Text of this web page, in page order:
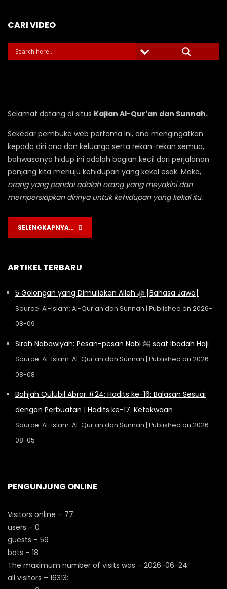
CARI VIDEO
Selamat datang di situs Kajian Al-Qur’an dan Sunnah.
Sekedar pembuka web pertama ini, ana mengingatkan
kepada diri ana dan keluarga serta rekan-rekan semua,
bahwasanya hidup ini adalah bagian kecil dari perjalanan
panjang kita menuju kehidupan yang kekal esok. Maka,
orang yang pandai adalah orang yang meyakini dan
mempersiapkan dirinya untuk kehidupan yang kekal itu.
SELENGKAPNYA…
ARTIKEL TERBARU
5 Golongan yang Dimuliakan Allah ﷻ [Bahasa Jawa]
Source: Al-Islam: Al-Qur'an dan Sunnah Published on 2026-
08-09
Sirah Nabawiyah: Pesan-pesan Nabi ﷺ saat Ibadah Haji
Source: Al-Islam: Al-Qur'an dan Sunnah Published on 2026-
08-08
Bahjah Qulubil Abrar #24: Hadits ke-16: Balasan Sesuai
dengan Perbuatan | Hadits ke-17: Ketakwaan
Source: Al-Islam: Al-Qur'an dan Sunnah Published on 2026-
08-05
PENGUNJUNG ONLINE
Visitors online – 77:
users – 0
guests – 59
bots – 18
The maximum number of visits was – 2026-06-24:
all visitors – 16313: